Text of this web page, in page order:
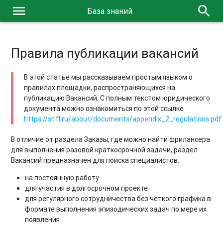
menu База знаний search
Правила публикации вакансий
В этой статье мы рассказываем простым языком о
правилах площадки, распространяющихся на
публикацию Вакансий. С полным текстом юридического
документа можно ознакомиться по этой ссылке
https://st.fl.ru/about/documents/appendix_2_regulations.pdf
В отличие от раздела Заказы, где можно найти фрилансера
для выполнения разовой краткосрочной задачи, раздел
Вакансий предназначен для поиска специалистов:
на постоянную работу
для участия в долгосрочном проекте
для регулярного сотрудничества без четкого графика в
формате выполнения эпизодических задач по мере их
появления